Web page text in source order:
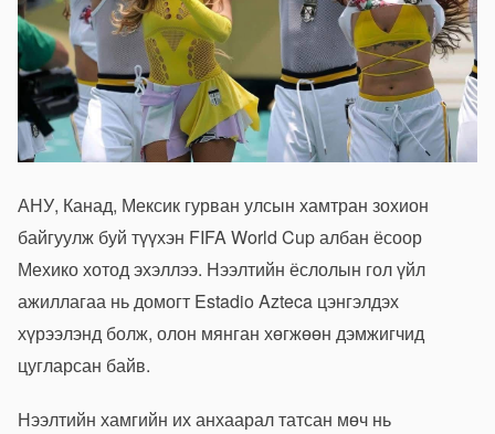
АНУ, Канад, Мексик гурван улсын хамтран зохион
байгуулж буй түүхэн FIFA World Cup албан ёсоор
Мехико хотод эхэллээ. Нээлтийн ёслолын гол үйл
ажиллагаа нь домогт Estadio Azteca цэнгэлдэх
хүрээлэнд болж, олон мянган хөгжөөн дэмжигчид
цугларсан байв.
Нээлтийн хамгийн их анхаарал татсан мөч нь